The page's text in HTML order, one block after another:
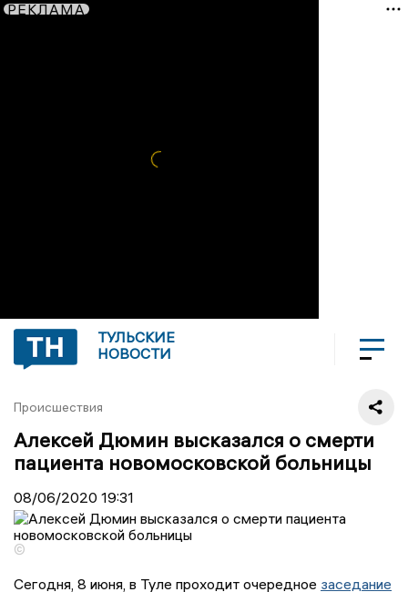
РЕКЛАМА
ТУЛЬСКИЕ
НОВОСТИ
Происшествия
Алексей Дюмин высказался о смерти
пациента новомосковской больницы
08/06/2020 19:31
©
Сегодня, 8 июня, в Туле проходит очередное заседание